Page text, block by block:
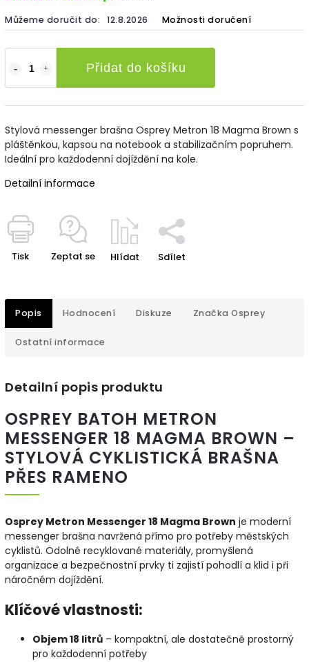
Můžeme doručit do: 12.8.2026 Možnosti doručení
Přidat do košíku
Stylová messenger brašna Osprey Metron 18 Magma Brown s
pláštěnkou, kapsou na notebook a stabilizačním popruhem.
Ideální pro každodenní dojíždění na kole.
Detailní informace
Tisk Zeptat se Hlídat Sdílet
Popis Hodnocení Diskuze Značka Osprey
Ostatní informace
Detailní popis produktu
OSPREY BATOH METRON
MESSENGER 18 MAGMA BROWN –
STYLOVÁ CYKLISTICKÁ BRAŠNA
PŘES RAMENO
Osprey Metron Messenger 18 Magma Brown je moderní
messenger brašna navržená přímo pro potřeby městských
cyklistů. Odolné recyklované materiály, promyšlená
organizace a bezpečnostní prvky ti zajistí pohodlí a klid i při
náročném dojíždění.
Klíčové vlastnosti:
Objem 18 litrů – kompaktní, ale dostatečně prostorný
pro každodenní potřeby